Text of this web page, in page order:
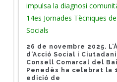
impulsa la diagnosi
14es Jornades Tècniques
Socials
26 de novembre 2025.
d’Acció Social i
Consell Comarcal del
Penedès ha celebrat la
edició de